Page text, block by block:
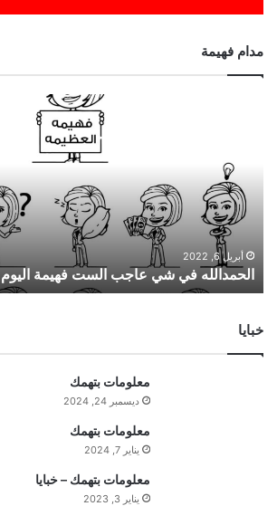
مدام فهيمة
ي
ي
ع
أبريل 6, 2022
الحمدالله في شي عاجب الست فهيمة اليوم
خبايا
معلومات بتهمك
ديسمبر 24, 2024
معلومات بتهمك
يناير 7, 2024
معلومات بتهمك – خبايا
يناير 3, 2023